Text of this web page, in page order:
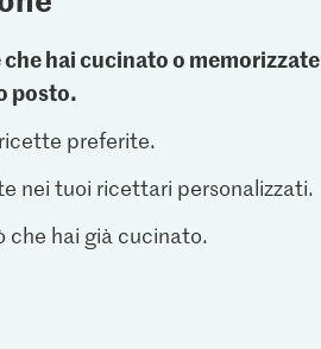
hai cucinato o memorizzate
posto.
preferite.
nei tuoi ricettari personalizzati.
che hai già cucinato.